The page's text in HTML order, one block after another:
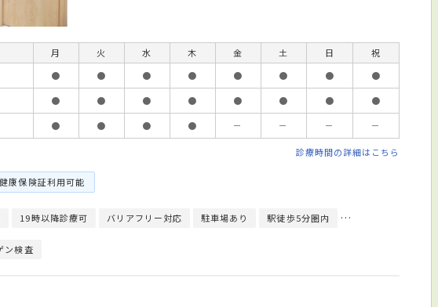
月 火 水 木 金 土 日
祝
● ● ● ● ● ● ●
●
● ● ● ● ● ● ●
●
● ● ● ● － － － －
診療時間の詳細はこちら
康保険証利用可能
19時以降診療可 バリアフリー対応 駐車場あり 駅徒歩5分圏内 クレジットカード対応
ン検査